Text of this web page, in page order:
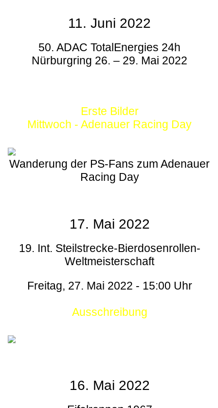
11. Juni 2022
50. ADAC TotalEnergies 24h
Nürburgring 26. – 29. Mai 2022
Erste Bilder
Mittwoch - Adenauer Racing Day
Wanderung der PS-Fans zum Adenauer
Racing Day
17. Mai 2022
19. Int. Steilstrecke-Bierdosenrollen-
Weltmeisterschaft
Freitag, 27. Mai 2022 - 15:00 Uhr
Ausschreibung
16. Mai 2022